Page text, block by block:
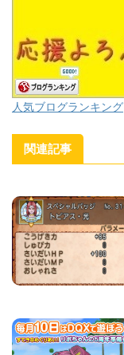
人気ブログランキング
関連記事